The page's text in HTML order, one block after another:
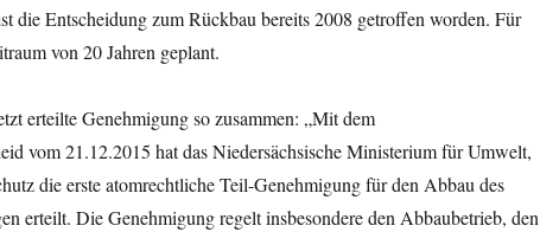
die Entscheidung zum Rückbau bereits 2008 getroffen worden. Für
von 20 Jahren geplant.
erteilte Genehmigung so zusammen: „Mit dem
vom 21.12.2015 hat das Niedersächsische Ministerium für Umwelt,
die erste atomrechtliche Teil-Genehmigung für den Abbau des
erteilt. Die Genehmigung regelt insbesondere den Abbaubetrieb, den